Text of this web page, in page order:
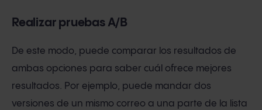
Realizar pruebas A/B
De este modo, puede comparar los resultados de
ambas opciones para saber cuál ofrece mejores
resultados. Por ejemplo, puede mandar dos
versiones de un mismo correo a una parte de la lista